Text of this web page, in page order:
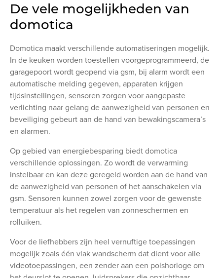
De vele mogelijkheden van
domotica
Domotica maakt verschillende automatiseringen mogelijk.
In de keuken worden toestellen voorgeprogrammeerd, de
garagepoort wordt geopend via gsm, bij alarm wordt een
automatische melding gegeven, apparaten krijgen
tijdsinstellingen, sensoren zorgen voor aangepaste
verlichting naar gelang de aanwezigheid van personen en
beveiliging gebeurt aan de hand van bewakingscamera’s
en alarmen.
Op gebied van energiebesparing biedt domotica
verschillende oplossingen. Zo wordt de verwarming
instelbaar en kan deze geregeld worden aan de hand van
de aanwezigheid van personen of het aanschakelen via
gsm. Sensoren kunnen zowel zorgen voor de gewenste
temperatuur als het regelen van zonneschermen en
rolluiken.
Voor de liefhebbers zijn heel vernuftige toepassingen
mogelijk zoals één vlak wandscherm dat dient voor alle
videotoepassingen, een zender aan een polshorloge om